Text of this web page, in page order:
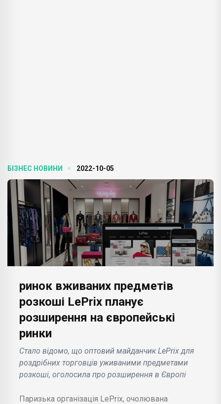
БІЗНЕС НОВИНИ 2022-10-05
ринок вживаних предметів
розкоші LePrix планує
розширення на європейські
ринки
Стало відомо, що оптовий майданчик LePrix для
роздрібних торговців уживаними предметами
розкоші, оголосила про розширення в Європі
Паризька організація LePrix, очолювана